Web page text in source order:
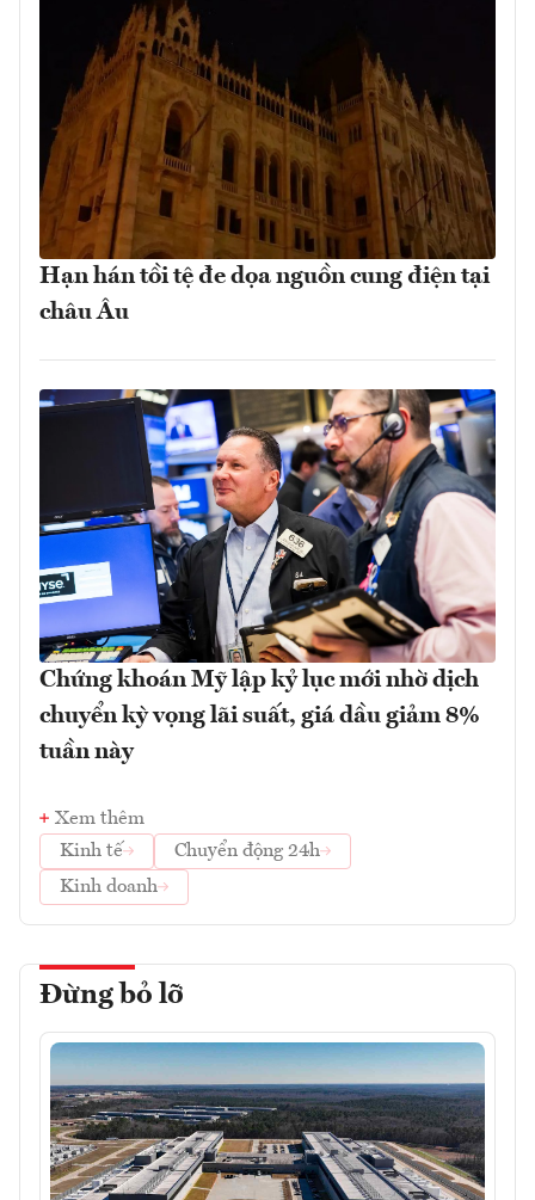
Hạn hán tồi tệ đe dọa nguồn cung điện tại
châu Âu
Chứng khoán Mỹ lập kỷ lục mới nhờ dịch
chuyển kỳ vọng lãi suất, giá dầu giảm 8%
tuần này
Xem thêm
Kinh tế
Chuyển động 24h
Kinh doanh
Đừng bỏ lỡ